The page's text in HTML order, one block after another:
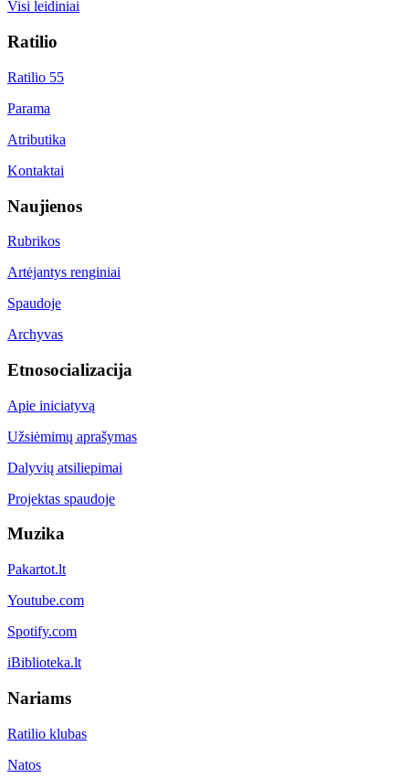
Visi leidiniai
Ratilio
Ratilio 55
Parama
Atributika
Kontaktai
Naujienos
Rubrikos
Artėjantys renginiai
Spaudoje
Archyvas
Etnosocializacija
Apie iniciatyvą
Užsiėmimų aprašymas
Dalyvių atsiliepimai
Projektas spaudoje
Muzika
Pakartot.lt
Youtube.com
Spotify.com
iBiblioteka.lt
Nariams
Ratilio klubas
Natos